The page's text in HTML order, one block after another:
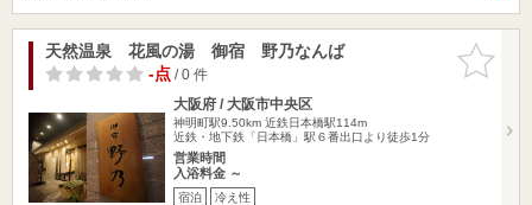
お気に入
りに追加
天然温泉 花風の湯 御宿 野乃なんば
-点/ 0 件
大阪府 / 大阪市中央区
神明町駅9.50km 近鉄日本橋駅114m
近鉄・地下鉄「日本橋」駅６番出口より徒歩1分
営業時間
入浴料金 ～
宿泊 冷え性